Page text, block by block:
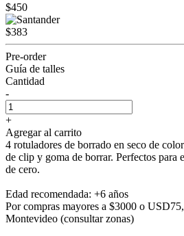
$450
$383
Pre-order
Guía de talles
Cantidad
-
+
Agregar al carrito
4 rotuladores de borrado en seco de
de clip y goma de borrar. Perfectos para
de cero.
Edad recomendada: +6 años
Por compras mayores a $3000 o USD75,
Montevideo (consultar zonas)